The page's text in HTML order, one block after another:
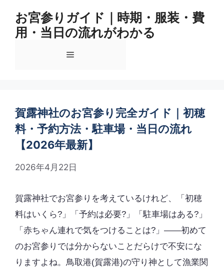
お宮参りガイド｜時期・服装・費
用・当日の流れがわかる
メ
ュ
ー
賀露神社のお宮参り完全ガイド｜初穂
料・予約方法・駐車場・当日の流れ
【2026年最新】
2026年4月22日
賀露神社でお宮参りを考えているけれど、「初穂
料はいくら?」「予約は必要?」「駐車場はある?」
「赤ちゃん連れで気をつけることは?」――初めて
のお宮参りでは分からないことだらけで不安にな
りますよね。鳥取港(賀露港)の守り神として漁業関